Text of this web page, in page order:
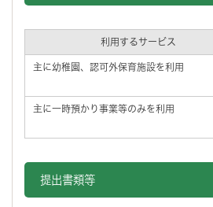
利用するサービス
主に幼稚園、認可外保育施設を利用
主に一時預かり事業等のみを利用
提出書類等